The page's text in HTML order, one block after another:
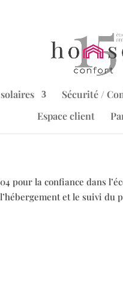
Sécurité /
Espace client
pour la confiance dans
et le suivi du